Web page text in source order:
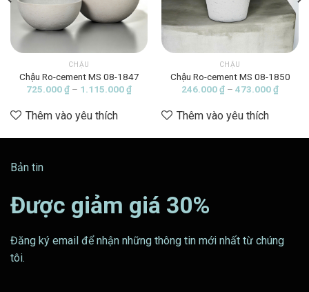
CHẬU
Chậu Ro-cement MS 08-1847
725.000₫ – 1.115.000₫Khoảng
725.000 ₫
Thêm vào yêu thích
CHẬU
Chậu Ro-cement MS 08-1850
246.000₫ – 473.000₫Khoảng
Thêm vào yêu thích
₫
Bản tin
Được giảm giá 30%
Đăng ký email để nhận những thông tin mới nhất từ chúng
tôi.